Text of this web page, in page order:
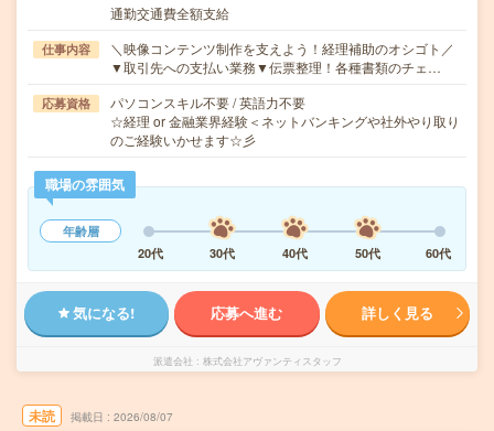
通勤交通費全額支給
仕事内容
＼映像コンテンツ制作を支えよう！経理補助のオシゴト／
▼取引先への支払い業務▼伝票整理！各種書類のチェ…
応募資格
パソコンスキル不要 / 英語力不要
☆経理 or 金融業界経験＜ネットバンキングや社外やり取り
のご経験いかせます☆彡
職場の雰囲気
年齢層
20代
30代 40代 50代 60代
気になる! 応募へ進む 詳しく見る
派遣会社 株式会社アヴァンティスタッフ
未読 掲載日 2026/08/07